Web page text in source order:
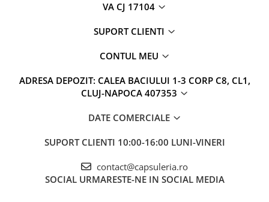
VA CJ 17104
SUPORT CLIENTI
CONTUL MEU
ADRESA DEPOZIT: CALEA BACIULUI 1-3 CORP C8, CL1,
CLUJ-NAPOCA 407353
DATE COMERCIALE
SUPORT CLIENTI 10:00-16:00 LUNI-VINERI
contact@capsuleria.ro
SOCIAL URMARESTE-NE IN SOCIAL MEDIA